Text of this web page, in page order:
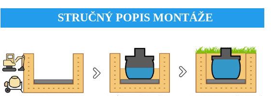
STRUČNÝ POPIS MONTÁŽE